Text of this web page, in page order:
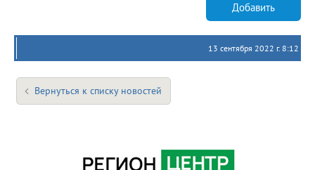
Добавить
13 сентября 2022 г. 8:12
Вернуться к списку новостей